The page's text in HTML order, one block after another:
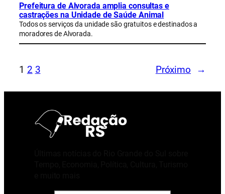
Prefeitura de Alvorada amplia consultas e
castrações na Unidade de Saúde Animal
Todos os serviços da unidade são gratuitos e destinados a
moradores de Alvorada.
1 2 3 Próximo →